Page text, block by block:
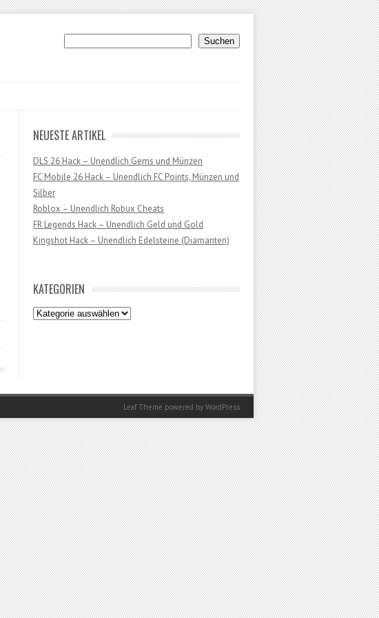
Suchen Suchen
NEUESTE ARTIKEL
DLS 26 Hack – Unendlich Gems und Münzen
FC Mobile 26 Hack – Unendlich FC Points, Münzen und
Silber
Roblox – Unendlich Robux Cheats
FR Legends Hack – Unendlich Geld und Gold
Kingshot Hack – Unendlich Edelsteine (Diamanten)
KATEGORIEN
Kategorien
Leaf Theme powered by WordPress